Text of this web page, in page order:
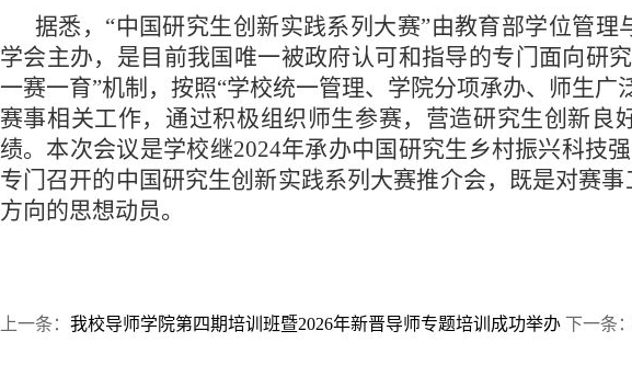
据悉，“中国研究生创新实践系列大赛”由教育部学位管
学会主办，是目前我国唯一被政府认可和指导的专门面向研
一赛一育”机制，按照“学校统一管理、学院分项承办、师生
赛事相关工作，通过积极组织师生参赛，营造研究生创新良
绩。本次会议是学校继2024年承办中国研究生乡村振兴科技
专门召开的中国研究生创新实践系列大赛推介会，既是对赛
方向的思想动员。
上一条： 我校导师学院第四期培训班暨2026年新晋导师专题培训成功举办下一条：